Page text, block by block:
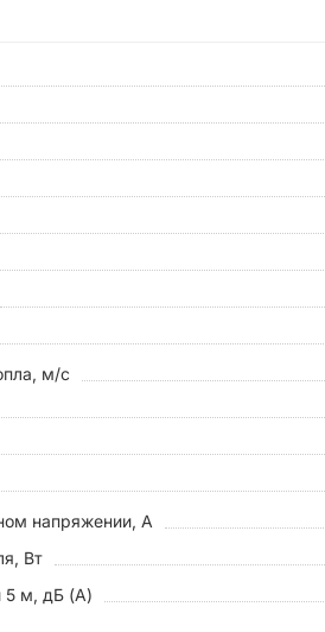
м/с
напряжении, A
Вт
5 м, дБ (A)